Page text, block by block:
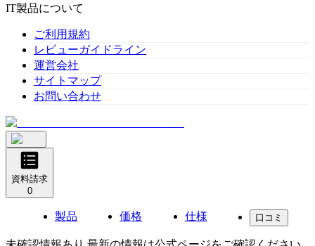
IT製品について
ご利用規約
レビューガイドライン
運営会社
サイトマップ
お問い合わせ
資料請求
0
製品 価格 仕様 口コミ